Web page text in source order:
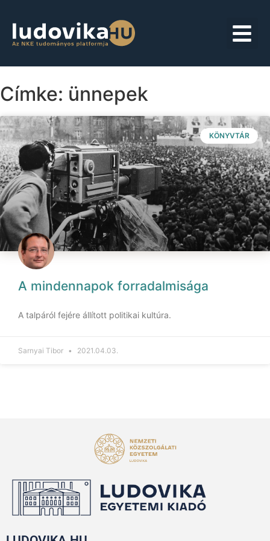
Címke: ünnepek
KÖNYVTÁR
A mindennapok forradalmisága
A talpáról fejére állított politikai kultúra.
Sarnyai Tibor 2021.04.03.